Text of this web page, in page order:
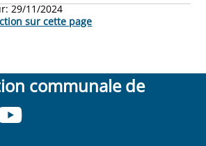
29/11/2024
sur cette page
communale de